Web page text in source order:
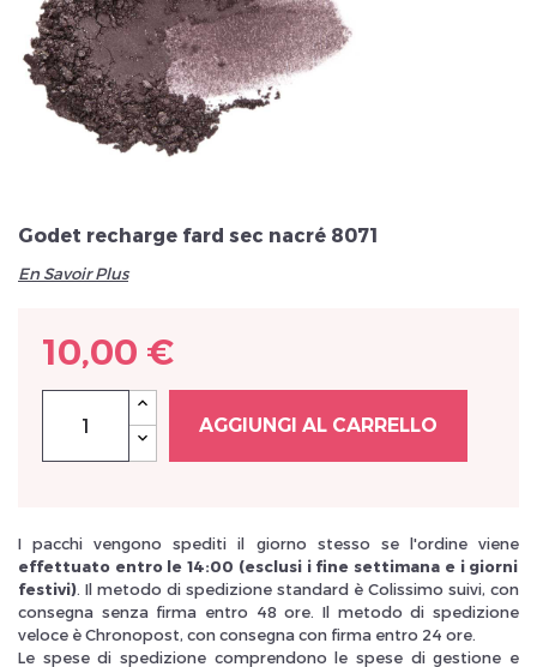
Veuillez réinitialiser votre mot de passe
Godet recharge fard sec nacré 8071
En Savoir Plus
10,00 €
AGGIUNGI AL CARRELLO
I pacchi vengono spediti il giorno stesso se l'ordine viene
effettuato entro le 14:00 (esclusi i fine settimana e i giorni
festivi) . Il metodo di spedizione standard è Colissimo suivi, con
consegna senza firma entro 48 ore. Il metodo di spedizione
veloce è Chronopost, con consegna con firma entro 24 ore.
Le spese di spedizione comprendono le spese di gestione e